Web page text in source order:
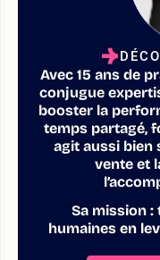
Avec 15 ans de
conjugue
booster la
temps partagé,
agit aussi bien
vente et
Sa mission
humaines en